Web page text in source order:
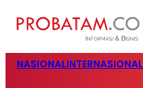
NASIONALINTERNASIONAL